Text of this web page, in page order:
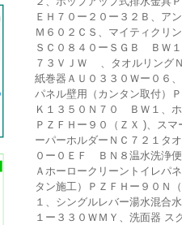
ＥＨ７０ー２０ー３２Ｂ、
Ｍ６０２ＣＳ、マイティク
ＳＣ０８４０ーＳＧＢ ＢＷ
７３ＶＪＷ 、タオルリング
紙巻器ＡＵ０３３０Ｗー０６
パネル壁用（カンタン取付）
Ｋ１３５０Ｎ７０ ＢＷ１、
ＰＺＦＨー９０（ＺＸ )、ス
ーパーホルダーＮＣ７２１タ
０ー０ＥＦ ＢＮ８温水洗浄
Ａホーロークリーントイレパ
タン施工）ＰＺＦＨー９０Ｎ
１、シングルレバー湯水混
１ー３３０ＷＭＹ、洗面器